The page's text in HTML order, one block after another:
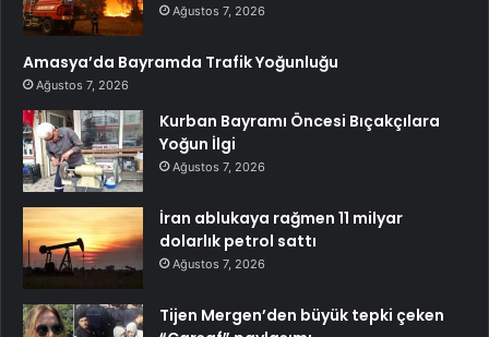
Ağustos 7, 2026
Amasya’da Bayramda Trafik Yoğunluğu
Ağustos 7, 2026
Kurban Bayramı Öncesi Bıçakçılara
Yoğun İlgi
Ağustos 7, 2026
İran ablukaya rağmen 11 milyar
dolarlık petrol sattı
Ağustos 7, 2026
Tijen Mergen’den büyük tepki çeken